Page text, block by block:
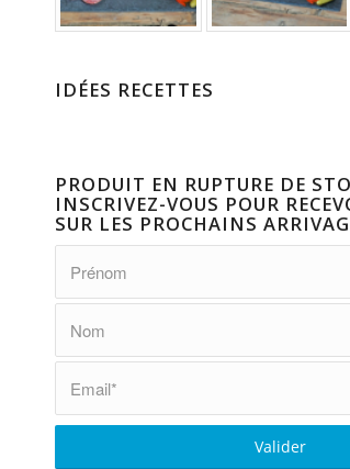
IDÉES RECETTES
PRODUIT EN RUPTURE DE
INSCRIVEZ-VOUS POUR
SUR LES PROCHAINS